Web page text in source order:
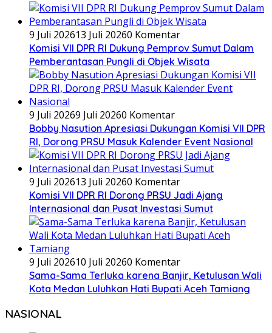
9 Juli 202613 Juli 20260 Komentar
Komisi VII DPR RI Dukung Pemprov Sumut Dalam
Pemberantasan Pungli di Objek Wisata
9 Juli 20269 Juli 20260 Komentar
Bobby Nasution Apresiasi Dukungan Komisi VII DPR
RI, Dorong PRSU Masuk Kalender Event Nasional
9 Juli 202613 Juli 20260 Komentar
Komisi VII DPR RI Dorong PRSU Jadi Ajang
Internasional dan Pusat Investasi Sumut
9 Juli 202610 Juli 20260 Komentar
Sama-Sama Terluka karena Banjir, Ketulusan Wali
Kota Medan Luluhkan Hati Bupati Aceh Tamiang
NASIONAL